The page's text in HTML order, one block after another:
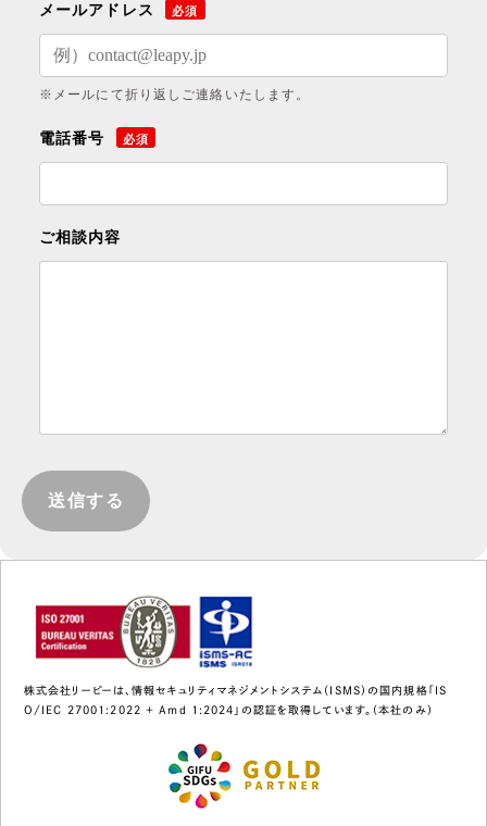
メールアドレス 必須
※メールにて折り返しご連絡いたします。
電話番号 必須
ご相談内容
株式会社リーピーは、情報セキュリティマネジメントシステム（ISMS）の国内規格「IS
O/IEC 27001:2022 + Amd 1:2024」の認証を取得しています。（本社のみ）